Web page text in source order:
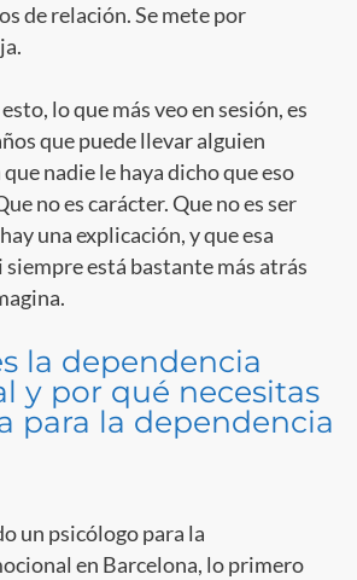
de relación. Se mete por
lo que más veo en sesión, es
que puede llevar alguien
nadie le haya dicho que eso
no es carácter. Que no es ser
una explicación, y que esa
siempre está bastante más atrás
la dependencia
y por qué necesitas
para la dependencia
un psicólogo para la
en Barcelona, lo primero